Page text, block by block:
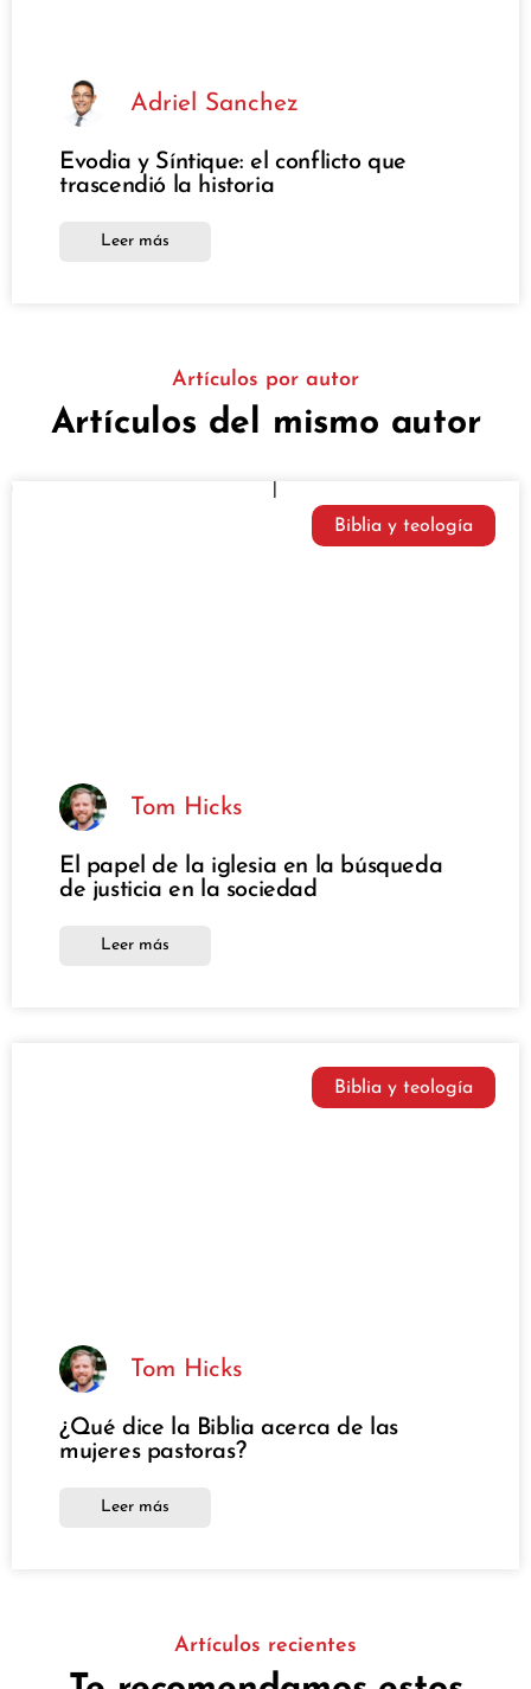
Adriel Sanchez
Evodia y Síntique: el conflicto que
trascendió la historia
Leer más
Artículos por autor
Artículos del mismo autor
Biblia y teología
Tom Hicks
El papel de la iglesia en la búsqueda
de justicia en la sociedad
Leer más
Biblia y teología
Tom Hicks
¿Qué dice la Biblia acerca de las
mujeres pastoras?
Leer más
Artículos recientes